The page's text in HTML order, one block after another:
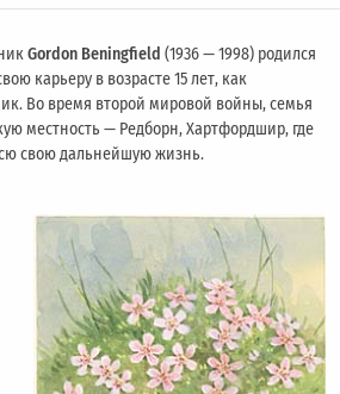
Gordon Beningfield (1936 — 1998) родился
карьеру в возрасте 15 лет, как
Во время второй мировой войны, семья
местность — Редборн, Хартфордшир, где
свою дальнейшую жизнь.